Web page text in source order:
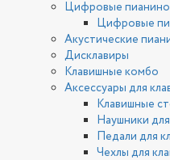
Цифровые пианино
Цифровые
Акустические
Дисклавиры
Клавишные комбо
Аксессуары для
Клавишные
Наушники
Педали для
Чехлы для